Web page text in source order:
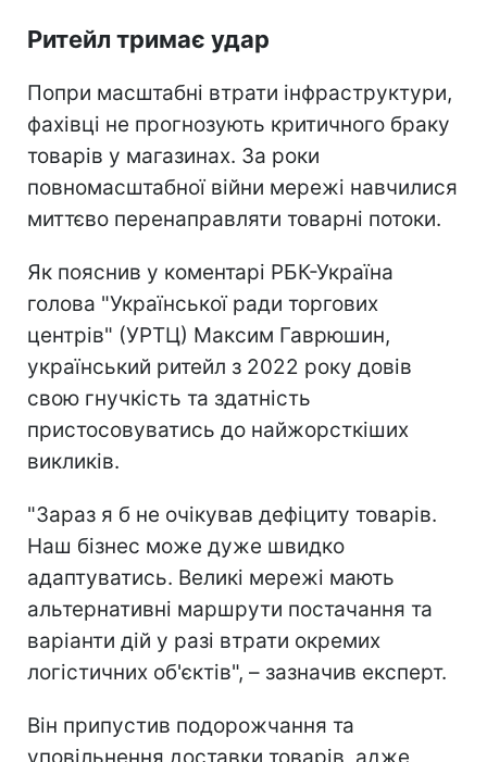
Ритейл тримає удар
Попри масштабні втрати інфраструктури,
фахівці не прогнозують критичного браку
товарів у магазинах. За роки
повномасштабної війни мережі навчилися
миттєво перенаправляти товарні потоки.
Як пояснив у коментарі РБК-Україна
голова "Української ради торгових
центрів" (УРТЦ) Максим Гаврюшин,
український ритейл з 2022 року довів
свою гнучкість та здатність
пристосовуватись до найжорсткіших
викликів.
"Зараз я б не очікував дефіциту товарів.
Наш бізнес може дуже швидко
адаптуватись. Великі мережі мають
альтернативні маршрути постачання та
варіанти дій у разі втрати окремих
логістичних об'єктів", – зазначив експерт.
Він припустив подорожчання та
уповільнення доставки товарів, адже